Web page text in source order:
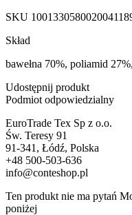
SKU
Skład
bawełna 70%, poliamid
Udostępnij produkt
Podmiot odpowiedzialny
EuroTrade Tex Sp z o.o.
Św. Teresy 91
91-341, Łódź, Polska
+48 500-503-636
info@conteshop.pl
Ten produkt nie ma pytań
poniżej